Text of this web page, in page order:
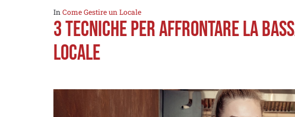
In Come Gestire un Locale
3 Tecniche per affrontare la
Locale